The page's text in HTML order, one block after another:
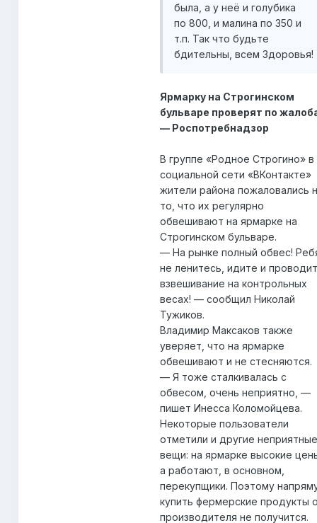
была, а у неё и голубика
по 800, и малина по 350 и
т.п. Так что будьте
бдительны, всем Здоровья!
Ярмарку на Строгинском
бульваре проверят по
— Роспотребнадзор
В группе «Родное Строгино» в
социальной сети «ВКонтакте»
жители района пожаловались
то, что их регулярно
обвешивают на ярмарке на
Строгинском бульваре.
— На рынке полный обвес!
не ленитесь, идите и
взвешивание на контрольных
весах! — сообщил Николай
Тужиков.
Владимир Максаков также
уверяет, что на ярмарке
обвешивают и не стесняются.
— Я тоже сталкивалась с
обвесом, очень неприятно, —
пишет Инесса Коломойцева.
Некоторые пользователи
отметили и другие
вещи: на ярмарке высокие
а работают, в основном,
перекупщики. Поэтому
купить фермерские продукты
производителя не получится.